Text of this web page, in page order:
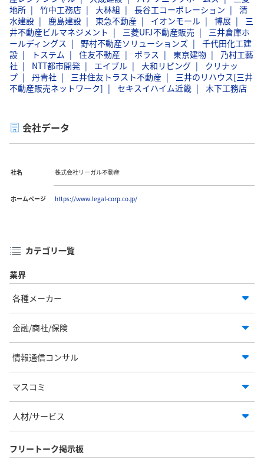
地所
竹中工務店 大林組 長谷工コーポレーション
清
水建設
鹿島建設 東急不動産 イオンモール 博展
三
井不動産ビルマネジメント
三菱UFJ不動産販売
三井倉庫ホ
ールディングス
野村不動産ソリューションズ
千代田化工建
設
トステム 住友不動産 ポラス 東京建物
乃村工藝
社
NTT都市開発 エイブル 大和リビング
クリナッ
プ
丹青社 三井住友トラスト不動産
三井のリハウス[三井
不動産販売ネットワーク]
セキスイハイム近畿 木下工務店
会社データ
社名 株式会社リーガル不動産
ホームページ https://www.legal-corp.co.jp/
カテゴリ一覧
業界
各種メーカー
金融/商社/保険
情報通信コンサル
マスコミ
人材/サービス
フリートーク掲示板